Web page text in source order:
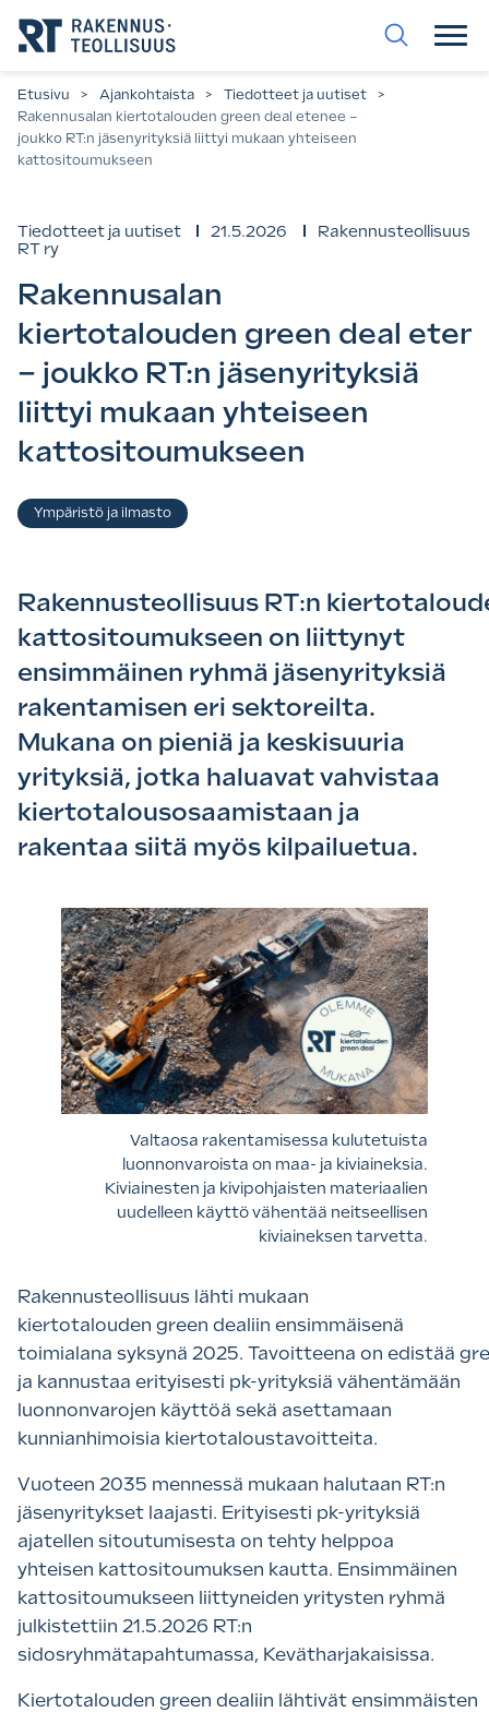
suoraan
sisältöön.
Etusivu > Ajankohtaista > Tiedotteet ja uutiset
>
Rakennusalan kiertotalouden green deal etenee –
joukko RT:n jäsenyrityksiä liittyi mukaan yhteiseen
kattositoumukseen
Tiedotteet ja uutiset 21.5.2026
Rakennusteollisuus
RT ry
Rakennusalan
kiertotalouden green deal
– joukko RT:n jäsenyrityksiä
liittyi mukaan yhteiseen
kattositoumukseen
Asiasanat
Ympäristö ja ilmasto
Rakennusteollisuus RT:n
kattositoumukseen on liittynyt
ensimmäinen ryhmä jäsenyrityksiä
rakentamisen eri sektoreilta.
Mukana on pieniä ja keskisuuria
yrityksiä, jotka haluavat vahvistaa
kiertotalousosaamistaan ja
rakentaa siitä myös kilpailuetua.
Valtaosa rakentamisessa kulutetuista
luonnonvaroista on maa- ja kiviaineksia.
Kiviainesten ja kivipohjaisten materiaalien
uudelleen käyttö vähentää neitseellisen
kiviaineksen tarvetta.
Rakennusteollisuus lähti mukaan
kiertotalouden green dealiin ensimmäisenä
toimialana syksynä 2025. Tavoitteena on edistää
ja kannustaa erityisesti pk-yrityksiä vähentämään
luonnonvarojen käyttöä sekä asettamaan
kunnianhimoisia kiertotaloustavoitteita.
Vuoteen 2035 mennessä mukaan halutaan RT:n
jäsenyritykset laajasti. Erityisesti pk-yrityksiä
ajatellen sitoutumisesta on tehty helppoa
yhteisen kattositoumuksen kautta. Ensimmäinen
kattositoumukseen liittyneiden yritysten ryhmä
julkistettiin 21.5.2026 RT:n
sidosryhmätapahtumassa, Kevätharjakaisissa.
Kiertotalouden green dealiin lähtivät ensimmäisten